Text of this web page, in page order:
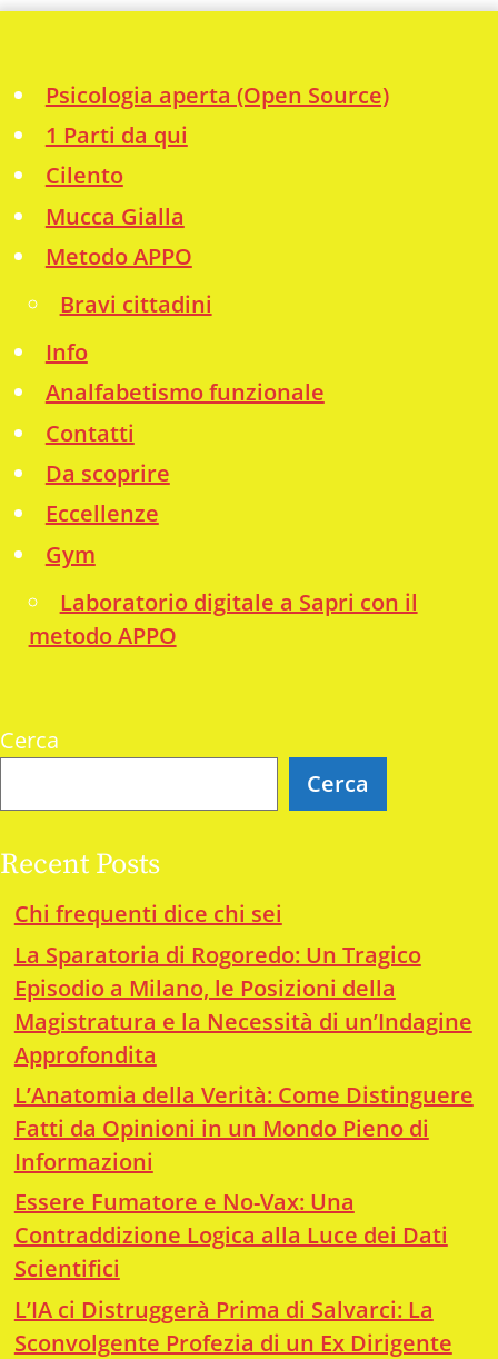
Psicologia aperta (Open Source)
1 Parti da qui
Cilento
Mucca Gialla
Metodo APPO
Bravi cittadini
Info
Analfabetismo funzionale
Contatti
Da scoprire
Eccellenze
Gym
Laboratorio digitale a Sapri con il
metodo APPO
Cerca
Cerca
Recent Posts
Chi frequenti dice chi sei
La Sparatoria di Rogoredo: Un Tragico
Episodio a Milano, le Posizioni della
Magistratura e la Necessità di un’Indagine
Approfondita
L’Anatomia della Verità: Come Distinguere
Fatti da Opinioni in un Mondo Pieno di
Informazioni
Essere Fumatore e No-Vax: Una
Contraddizione Logica alla Luce dei Dati
Scientifici
L’IA ci Distruggerà Prima di Salvarci: La
Sconvolgente Profezia di un Ex Dirigente